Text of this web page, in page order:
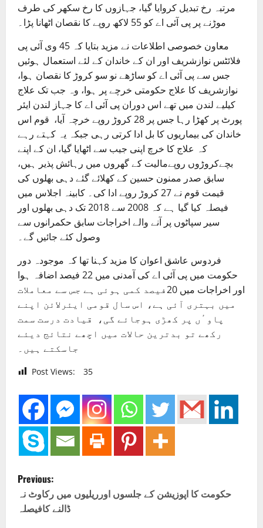
مرتبہ رخ تبدیل کروایا گیا، جہازوں کا رخ سکھر کی طرف
موڑنے پر پی آئی اے کو 55 لاکھ روپے کا نقصان اٹھانا پڑا۔
معاون خصوصی اطلاعات نے مزید بتایا کہ 45 وی آئی پی
فلائٹس نوازشریف اور ان کے خاندان کے لئے استعمال ہوئیں
جس سے پی آئی اے کو ساڑھے نو سو کروڑ کا نقصان ہوا،
نوازشریف کا علاج حکومتی خرچے پر ہوا، وہ جب تک علاج
کیلیے لندن میں تھے اس دوران پی آئی اے کا جہاز لندن ایئر
پورٹ پر کھڑا رہا جس پر 28 کروڑ روپے خرچہ آیا، قوم اس
خاندان کی بیماریوں کا بل ادا کرتی رہی جبکہ یہ کہتے رہے
کہ علاج کا خرچ اپنی جیب سے اٹھایا گیا، ان کے اپنے
بچےکروڑوں روپےمالیت کے گھروں میں رہائش پذیر ہیں،
سابق صدر ممنون حسین کے کھلائے گئے دہی بھلوں کی
قیمت قوم نے 27 کروڑ روپے ادا کی۔ کابینہ اجلاس میں
فیصلہ کیا گیا ہے کہ 2008 سے 2018 تک دہی بھلوں اور
سیر سپاٹوں پر آنے والے اخراجات سابق حکمرانوں سے
وصول کئے جائیں گے۔
فردوس عاشق اعوان کا مزید کہنا تھا کہ موجودہ دور
حکومت میں پی آئی اے کی آمدنی میں 22 فیصد اضافہ ہوا
اور اخراجات میں 20فیصد کمی ہوئی ہے جس سے معاملات
میں بہتری آئی ہے، اس سال قومی ایئرلائن اپنے
پاوٴں پر کھڑی ہوجائے گی، قیادت درست سمت
رکھے تو بدترین حالات میں اچھے نتائج دیئے
جاسکتے ہیں۔
Post Views: 35
P
o
Previous:
حکومت کا اپوزیشن کے جلسوں اورریلیوں میں رکاوٹ نہ
ڈالنے کافیصلہ